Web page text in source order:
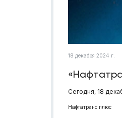
18 декабря 2024 г.
Сегодня, 18
Нафтатранс плюс